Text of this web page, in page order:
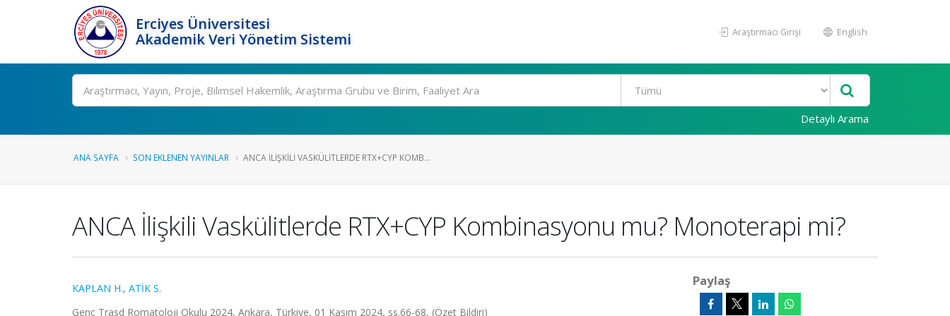
Erciyes Üniversitesi
Akademik Veri Yönetim Sistemi
Araştırmacı Girişi English
Ara
Detaylı Arama
ANA SAYFA SON EKLENEN YAYINLAR ANCA İLIŞKILI VASKÜLITLERDE RTX+CYP KOMB...
ANCA İlişkili Vaskülitlerde RTX+CYP Kombinasyonu mu? Monoterapi mi?
KAPLAN H., ATİK S.
Genç Trasd Romatoloji Okulu 2024, Ankara, Türkiye, 01 Kasım 2024, ss.66-68, (Özet Bildiri)
Paylaş